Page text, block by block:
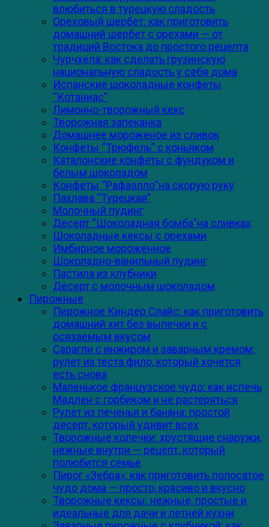
влюбиться в турецкую сладость
Ореховый шербет: как приготовить
домашний шербет с орехами — от
традиций Востока до простого рецепта
Чурчхела: как сделать грузинскую
национальную сладость у себя дома
Испанские шоколадные конфеты
“Котаниас”
Лимонно-творожный кекс
Творожная запеканка
Домашнее мороженое из сливок
Конфеты “Трюфель” с коньяком
Каталонские конфеты с фундуком и
белым шоколадом
Конфеты “Рафаэлло”на скорую руку
Пахлава “Турецкая”
Молочный пудинг
Десерт “Шоколадная бомба”на сливках
Шоколадные кексы с орехами
Имбирное мороженное
Шоколадно-ванильный пудинг
Пастила из клубники
Десерт с молочным шоколадом
Пирожные
Пирожное Киндер Слайс: как приготовить
домашний хит без выпечки и с
осязаемым вкусом
Сарагли с инжиром и заварным кремом:
рулет из теста фило, который хочется
есть снова
Маленькое французское чудо: как испечь
Мадлен с горбиком и не растеряться
Рулет из печенья и банана: простой
десерт, который удивит всех
Творожные колечки: хрустящие снаружи,
нежные внутри — рецепт, который
полюбится семье
Пирог «Зебра»: как приготовить полосатое
чудо дома — просто, красиво и вкусно
Творожные кексы: нежные, простые и
идеальные для дачи и летней кухни